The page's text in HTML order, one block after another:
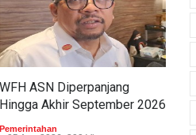
WFH ASN Diperpanjang
Hingga Akhir September 2026
Pemerintahan